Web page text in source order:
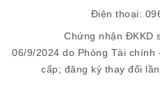
Điện thoại:
Chứng nhận ĐKKD
06/9/2024 do Phòng Tài chính
cấp; đăng ký thay đổi